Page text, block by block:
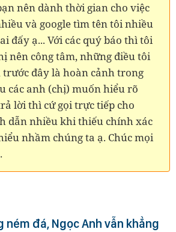
nên dành thời gian cho việc
và google tìm tên tôi nhiều
đấy ạ... Với các quý báo thì tôi
nên công tâm, những điều tôi
trước đây là hoàn cảnh trong
các anh (chị) muốn hiểu rõ
lời thì cứ gọi trực tiếp cho
dẫn nhiều khi thiếu chính xác
nhầm chúng ta ạ. Chúc mọi
ném đá, Ngọc Anh vẫn khẳng